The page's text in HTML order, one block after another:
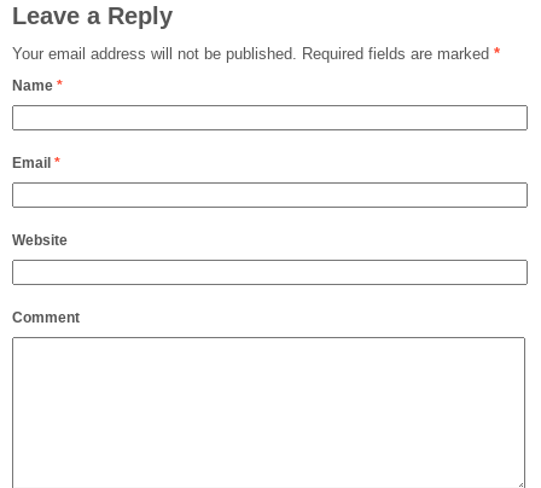
Leave a Reply
Your email address will not be published. Required fields are marked *
Name *
Email *
Website
Comment